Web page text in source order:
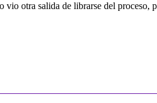
vio otra salida de librarse del proceso,